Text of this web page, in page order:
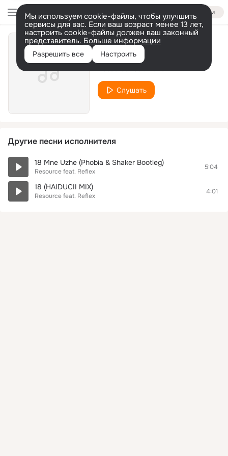
Войти
Мы используем cookie-файлы, чтобы улучшить
сервисы для вас. Если ваш возраст менее 13 лет,
настроить cookie-файлы должен ваш законный
представитель. Больше информации
Разрешить все Настроить
18 (Haiducii Remix)
Слушать
Другие песни исполнителя
18 Mne Uzhe (Phobia & Shaker Bootleg)
Resource feat. Reflex
5:04
18 (HAIDUCII MIX)
Resource feat. Reflex
4:01